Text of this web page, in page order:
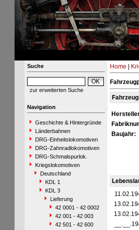
Suche
zur erweiterten Suche
Navigation
Geschichte & Hintergründe
Länderbahnen
DRG-Einheitslokomotiven
DRG-Zahnradlokomotiven
DRG-Schmalspurlok.
Kriegslokomotiven
Deutschland
KDL 1
KDL 3
Lieferung
42 0001 - 42 0002
42 001 - 42 003
42 501 - 42 600
Home
Baujahr: